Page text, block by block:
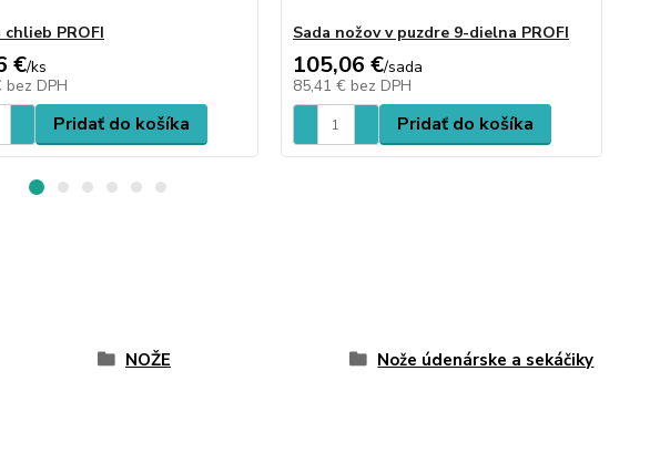
chlieb PROFI
€/ks
bez DPH
Pridať do košíka
Sada nožov v puzdre 9-dielna PROFI
105,06 €/sada
85,41 € bez DPH
Pridať do košíka
NOŽE Nože údenárske a sekáčiky